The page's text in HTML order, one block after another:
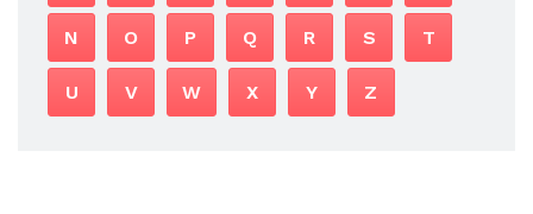
N O P Q R S T
U V W X Y Z